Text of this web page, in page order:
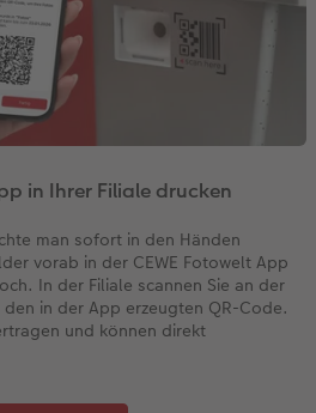
in Ihrer Filiale drucken
man sofort in den Händen
vorab in der CEWE Fotowelt App
In der Filiale scannen Sie an der
in der App erzeugten QR-Code.
und können direkt